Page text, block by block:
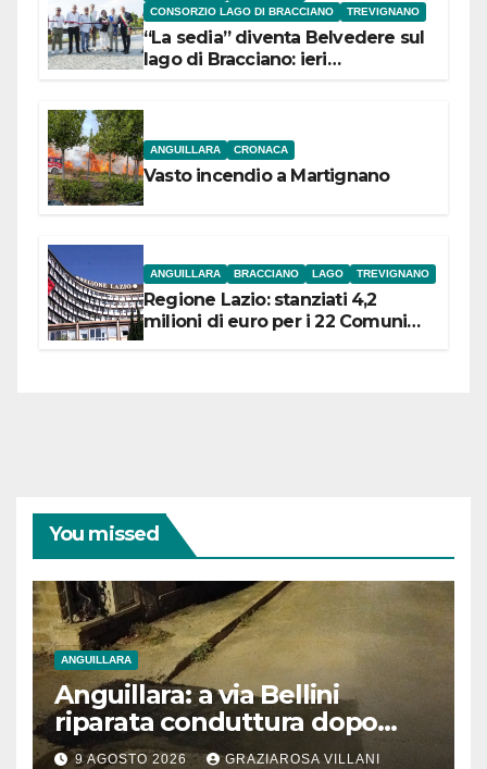
CONSORZIO LAGO DI BRACCIANO
TREVIGNANO
“La sedia” diventa Belvedere sul
lago di Bracciano: ieri
ANGUILLARA CRONACA
Vasto incendio a Martignano
ANGUILLARA BRACCIANO LAGO TREVIGNANO
Regione Lazio: stanziati 4,2
milioni di euro per i 22 Comuni
You missed
ANGUILLARA
Anguillara: a via Bellini
riparata conduttura dopo
segnalazione IdD
9 AGOSTO 2026 GRAZIAROSA VILLANI